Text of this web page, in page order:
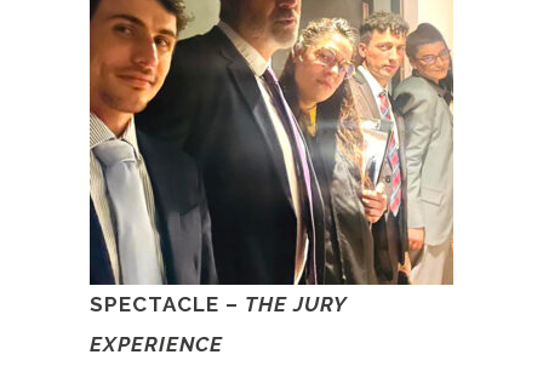
SPECTACLE – THE JURY
EXPERIENCE